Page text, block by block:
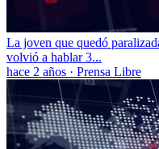
La joven que quedó
volvió a hablar 3...
hace 2 años · Prensa Libre